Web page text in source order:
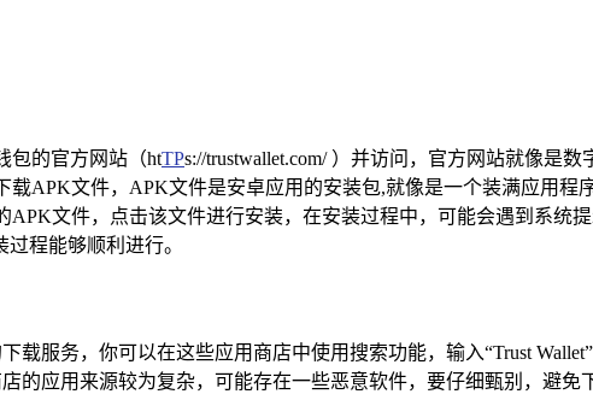
包的官方网站（htTPs://trustwallet.com/ ）并访问，官方网站就像是
APK文件，APK文件是安卓应用的安装包,就像是一个装满应用程序
文件，点击该文件进行安装，在安装过程中，可能会遇到系统
程能够顺利进行。
载服务，你可以在这些应用商店中使用搜索功能，输入“Trust
的应用来源较为复杂，可能存在一些恶意软件，要仔细甄别，避免